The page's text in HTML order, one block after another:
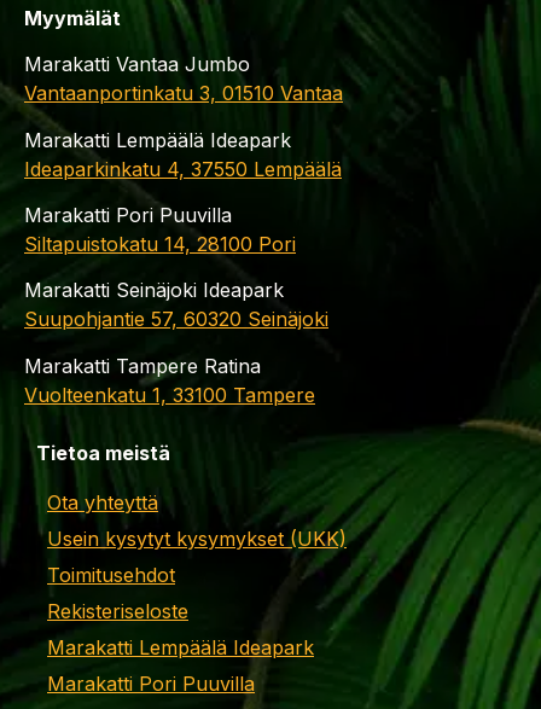
Myymälät
Marakatti Vantaa Jumbo
Vantaanportinkatu 3, 01510 Vantaa
Marakatti Lempäälä Ideapark
Ideaparkinkatu 4, 37550 Lempäälä
Marakatti Pori Puuvilla
Siltapuistokatu 14, 28100 Pori
Marakatti Seinäjoki Ideapark
Suupohjantie 57, 60320 Seinäjoki
Marakatti Tampere Ratina
Vuolteenkatu 1, 33100 Tampere
Tietoa meistä
Ota yhteyttä
Usein kysytyt kysymykset (UKK)
Toimitusehdot
Rekisteriseloste
Marakatti Lempäälä Ideapark
Marakatti Pori Puuvilla